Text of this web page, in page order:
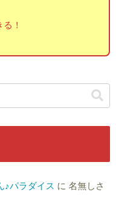
！
パラダイス に 名無しさ